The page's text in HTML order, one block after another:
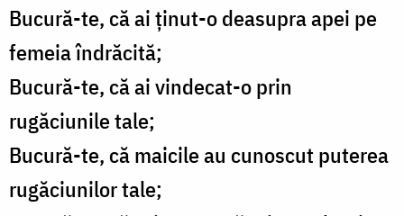
Bucură-te, că ai ţinut-o deasupra apei pe
femeia îndrăcită;
Bucură-te, că ai vindecat-o prin
rugăciunile tale;
Bucură-te, că maicile au cunoscut puterea
rugăciunilor tale;